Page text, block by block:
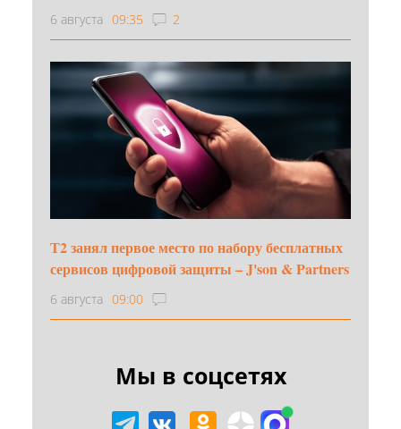
6 августа 09:35 2
Т2 занял первое место по набору бесплатных
сервисов цифровой защиты – J'son & Partners
6 августа 09:00
Мы в соцсетях